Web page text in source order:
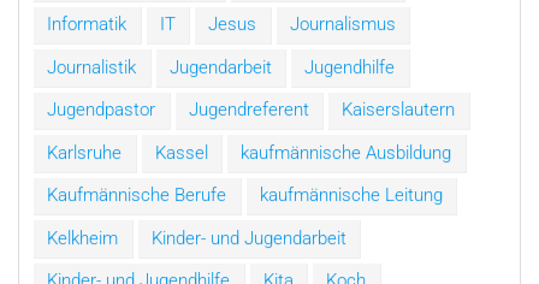
Informatik
IT Jesus
Journalismus
Journalistik
Jugendarbeit
Jugendhilfe
Jugendpastor
Jugendreferent
Kaiserslautern
Karlsruhe
Kassel
kaufmännische Ausbildung
Kaufmännische Berufe
kaufmännische Leitung
Kelkheim
Kinder- und Jugendarbeit